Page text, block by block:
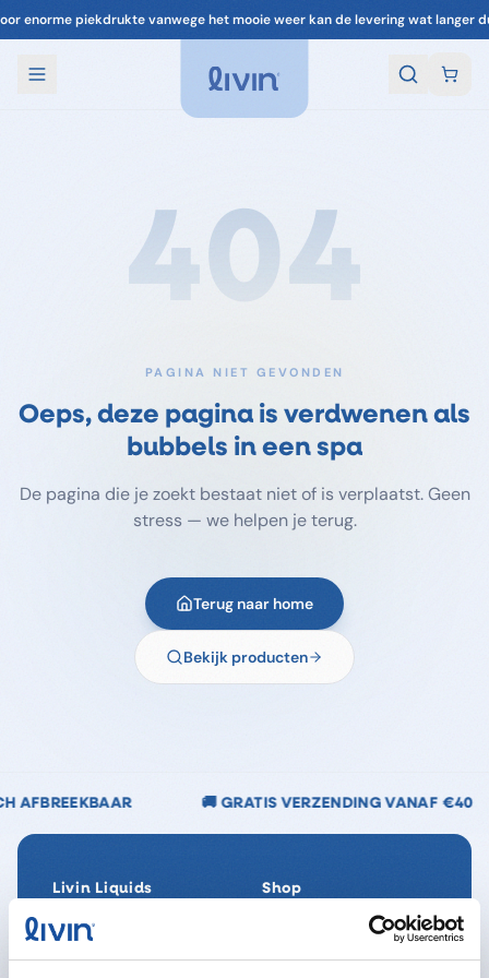
enorme piekdrukte vanwege het mooie weer kan de levering wat langer
404
PAGINA NIET GEVONDEN
Oeps, deze pagina is verdwenen als
bubbels in een spa
De pagina die je zoekt bestaat niet of is verplaatst. Geen
stress — we helpen je terug.
Terug naar home
Bekijk producten
🚚 GRATIS VERZENDING VANAF €40 🌿
Livin Liquids
Ons verhaal
Onze Impact
Shop
SpaReady